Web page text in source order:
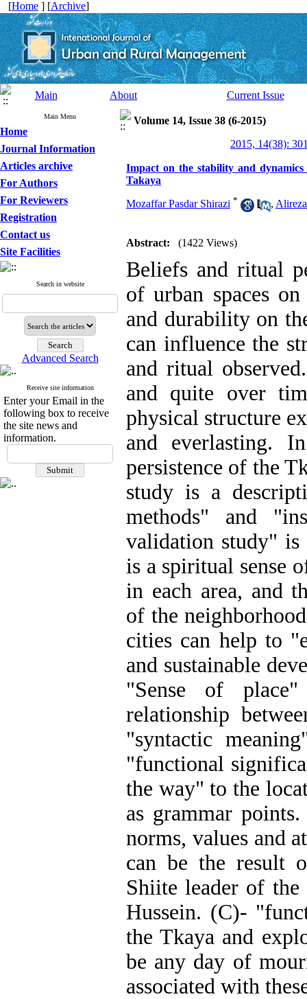
[Home ] [Archive]
Main About Current Issue
Main Menu
Home
Journal Information
Articles archive
For Authors
For Reviewers
Registration
Contact us
Site Facilities
Search in website
Advanced Search
Receive site information
Enter your Email in the
following box to receive
the site news and
information.
Volume 14, Issue 38 (6-2015)
2015, 14(38):
Impact on the stability and
Takaya
Mozaffar Pasdar Shirazi * ,
Abstract: (1422 Views)
Beliefs and ritual
of urban spaces
and durability on
can influence the
and ritual
and quite over
physical structure
and everlasting.
persistence of the
study is a
methods" and
validation study" is
is a spiritual sense
in each area, and
of the
cities can help to
and sustainable
"Sense of
relationship
"syntactic
"functional
the way" to the
as grammar
norms, values and
can be the result
Shiite leader of
Hussein. (C)-
the Tkaya and
be any day of
associated with